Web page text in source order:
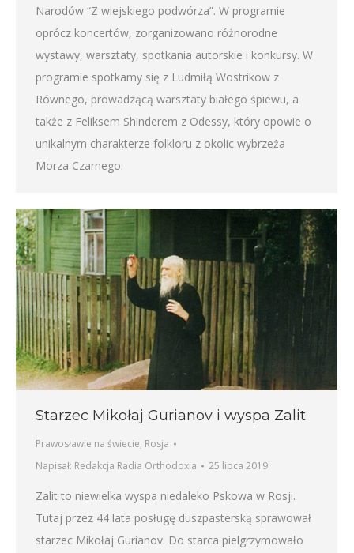
Narodów “Z wiejskiego podwórza”. W programie
oprócz koncertów, zorganizowano różnorodne
wystawy, warsztaty, spotkania autorskie i konkursy. W
programie spotkamy się z Ludmiłą Wostrikow z
Równego, prowadzącą warsztaty białego śpiewu, a
także z Feliksem Shinderem z Odessy, który opowie o
unikalnym charakterze folkloru z okolic wybrzeża
Morza Czarnego.
Starzec Mikołaj Gurianov i wyspa Zalit
Prawosławie na świecie, Rosja
Napisał: Redakcja Radia Orthodoxia 25 lipca 2019
Zalit to niewielka wyspa niedaleko Pskowa w Rosji.
Tutaj przez 44 lata posługę duszpasterską sprawował
starzec Mikołaj Gurianov. Do starca pielgrzymowało